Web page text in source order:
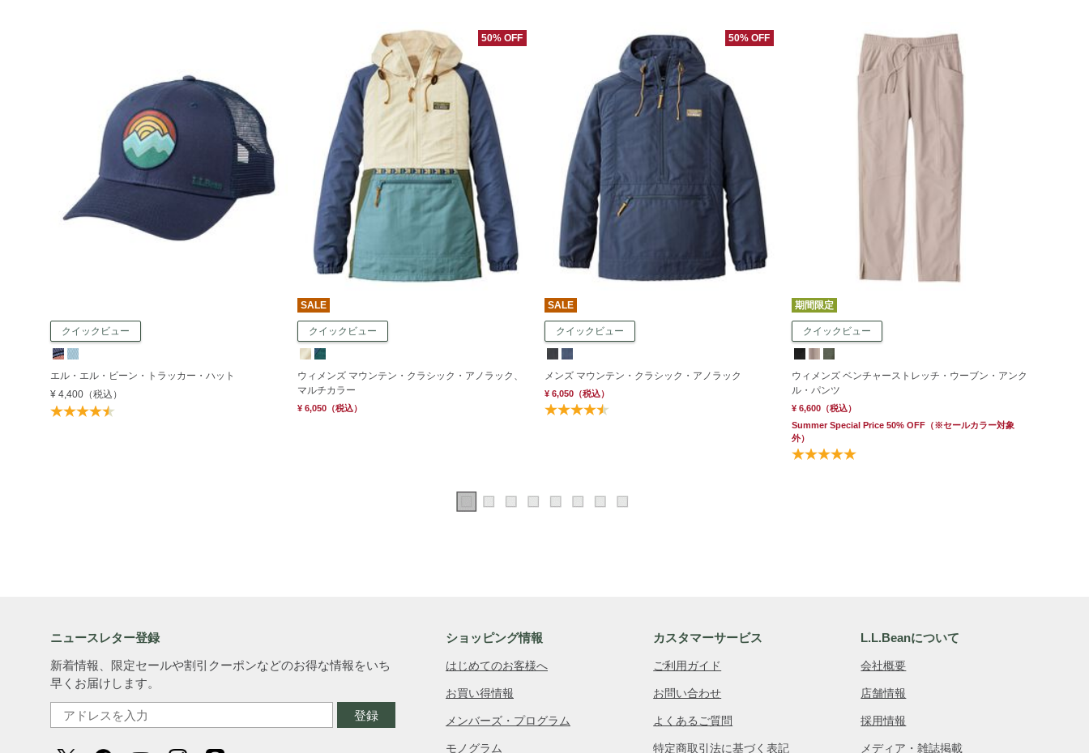
クイックビュー
エル・エル・ビーン・トラッカー・ハット
¥ 4,400 （税込）
50% OFF
SALE
クイックビュー
ウィメンズ マウンテン・クラシック・アノラック、
マルチカラー
¥ 6,050（税込）
50% OFF
SALE
クイックビュー
メンズ マウンテン・クラシック・アノラック
¥ 6,050（税込）
期間限定
クイックビュー
ウィメンズ ベンチャーストレッチ・ウーブン・アンク
ル・パンツ
¥ 6,600（税込）
Summer Special Price 50% OFF（※セールカラー対象
外）
ニュースレター登録
新着情報、限定セールや割引クーポンなどのお得な情報をいち
早くお届けします。
登録
ショッピング情報
はじめてのお客様へ
お買い得情報
メンバーズ・プログラム
モノグラム
カスタマーサービス
ご利用ガイド
お問い合わせ
よくあるご質問
特定商取引法に基づく表記
L.L.Beanについて
会社概要
店舗情報
採用情報
メディア・雑誌掲載